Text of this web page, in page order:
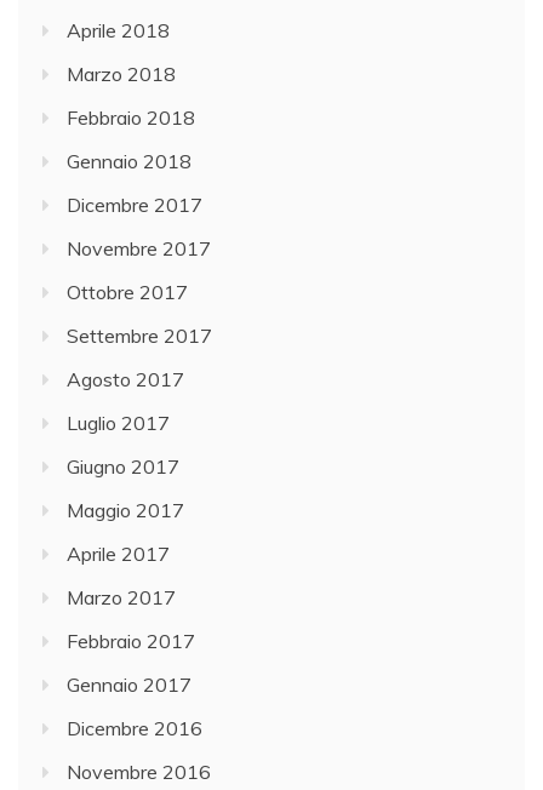
Aprile 2018
Marzo 2018
Febbraio 2018
Gennaio 2018
Dicembre 2017
Novembre 2017
Ottobre 2017
Settembre 2017
Agosto 2017
Luglio 2017
Giugno 2017
Maggio 2017
Aprile 2017
Marzo 2017
Febbraio 2017
Gennaio 2017
Dicembre 2016
Novembre 2016